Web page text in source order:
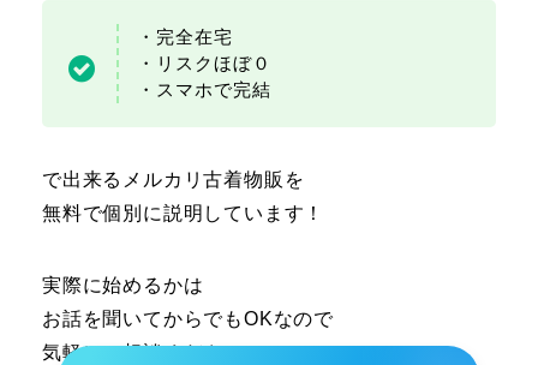
・完全在宅
・リスクほぼ０
・スマホで完結
で出来るメルカリ古着物販を
無料で個別に説明しています！
実際に始めるかは
お話を聞いてからでもOKなので
気軽にご相談ください！